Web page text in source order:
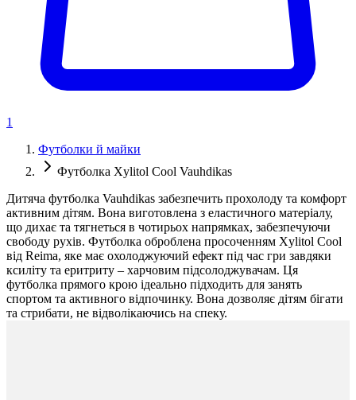
1
Футболки й майки
Футболка Xylitol Cool Vauhdikas
Дитяча футболка Vauhdikas забезпечить прохолоду та комфорт
активним дітям. Вона виготовлена з еластичного матеріалу,
що дихає та тягнеться в чотирьох напрямках, забезпечуючи
свободу рухів. Футболка оброблена просоченням Xylitol Cool
від Reima, яке має охолоджуючий ефект під час гри завдяки
ксиліту та еритриту – харчовим підсолоджувачам. Ця
футболка прямого крою ідеально підходить для занять
спортом та активного відпочинку. Вона дозволяє дітям бігати
та стрибати, не відволікаючись на спеку.